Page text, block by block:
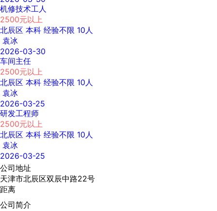
机修技术工人
2500元以上
北辰区 本科 经验不限 10人
袁冰
2026-03-30
车间主任
2500元以上
北辰区 本科 经验不限 10人
袁冰
2026-03-25
研发工程师
2500元以上
北辰区 本科 经验不限 10人
袁冰
2026-03-25
公司地址
天津市北辰区双辰中路22号
距离
公司简介